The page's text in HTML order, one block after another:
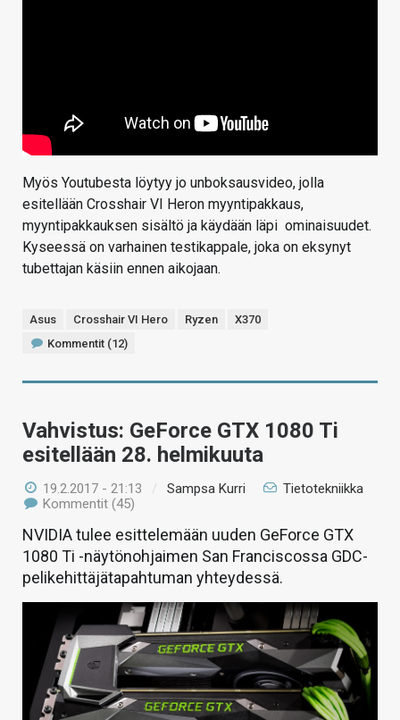
Myös Youtubesta löytyy jo unboksausvideo, jolla
esitellään Crosshair VI Heron myyntipakkaus,
myyntipakkauksen sisältö ja käydään läpi ominaisuudet.
Kyseessä on varhainen testikappale, joka on eksynyt
tubettajan käsiin ennen aikojaan.
Asus Crosshair VI Hero Ryzen
X370
Kommentit (12)
Vahvistus: GeForce GTX 1080 Ti
esitellään 28. helmikuuta
19.2.2017 - 21:13 / Sampsa Kurri
Tietotekniikka
Kommentit (45)
NVIDIA tulee esittelemään uuden GeForce GTX
1080 Ti -näytönohjaimen San Franciscossa GDC-
pelikehittäjätapahtuman yhteydessä.